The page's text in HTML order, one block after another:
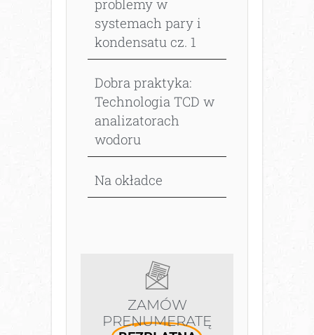
problemy w
systemach pary i
kondensatu cz. 1
Dobra praktyka:
Technologia TCD w
analizatorach
wodoru
Na okładce
ZAMÓW
PRENUMERATĘ